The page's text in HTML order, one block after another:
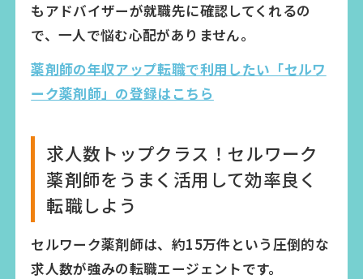
もアドバイザーが就職先に確認してくれるの
で、一人で悩む心配がありません。
薬剤師の年収アップ転職で利用したい「セルワ
ーク薬剤師」の登録はこちら
求人数トップクラス！セルワーク
薬剤師をうまく活用して効率良く
転職しよう
セルワーク薬剤師は、約15万件という圧倒的な
求人数が強みの転職エージェントです。